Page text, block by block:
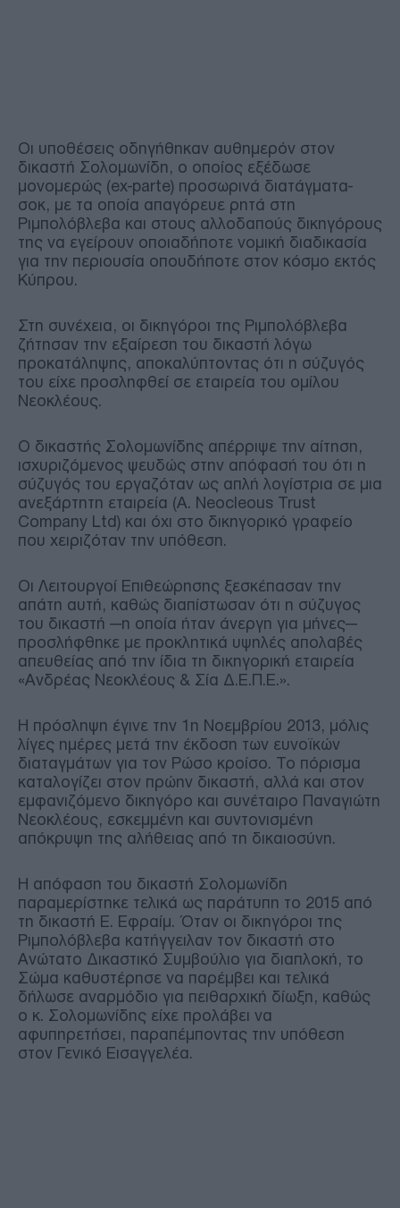
Οι υποθέσεις οδηγήθηκαν αυθημερόν στον
δικαστή Σολομωνίδη, ο οποίος εξέδωσε
μονομερώς (ex-parte) προσωρινά διατάγματα-
σοκ, με τα οποία απαγόρευε ρητά στη
Ριμπολόβλεβα και στους αλλοδαπούς δικηγόρους
της να εγείρουν οποιαδήποτε νομική διαδικασία
για την περιουσία οπουδήποτε στον κόσμο εκτός
Κύπρου.
Στη συνέχεια, οι δικηγόροι της Ριμπολόβλεβα
ζήτησαν την εξαίρεση του δικαστή λόγω
προκατάληψης, αποκαλύπτοντας ότι η σύζυγός
του είχε προσληφθεί σε εταιρεία του ομίλου
Νεοκλέους.
Ο δικαστής Σολομωνίδης απέρριψε την αίτηση,
ισχυριζόμενος ψευδώς στην απόφασή του ότι η
σύζυγός του εργαζόταν ως απλή λογίστρια σε μια
ανεξάρτητη εταιρεία (A. Neocleous Trust
Company Ltd) και όχι στο δικηγορικό γραφείο
που χειριζόταν την υπόθεση.
Οι Λειτουργοί Επιθεώρησης ξεσκέπασαν την
απάτη αυτή, καθώς διαπίστωσαν ότι η σύζυγος
του δικαστή —η οποία ήταν άνεργη για μήνες—
προσλήφθηκε με προκλητικά υψηλές απολαβές
απευθείας από την ίδια τη δικηγορική εταιρεία
«Ανδρέας Νεοκλέους & Σία Δ.Ε.Π.Ε.».
Η πρόσληψη έγινε την 1η Νοεμβρίου 2013, μόλις
λίγες ημέρες μετά την έκδοση των ευνοϊκών
διαταγμάτων για τον Ρώσο κροίσο. Το πόρισμα
καταλογίζει στον πρώην δικαστή, αλλά και στον
εμφανιζόμενο δικηγόρο και συνέταιρο Παναγιώτη
Νεοκλέους, εσκεμμένη και συντονισμένη
απόκρυψη της αλήθειας από τη δικαιοσύνη.
Η απόφαση του δικαστή Σολομωνίδη
παραμερίστηκε τελικά ως παράτυπη το 2015 από
τη δικαστή Ε. Εφραίμ. Όταν οι δικηγόροι της
Ριμπολόβλεβα κατήγγειλαν τον δικαστή στο
Ανώτατο Δικαστικό Συμβούλιο για διαπλοκή, το
Σώμα καθυστέρησε να παρέμβει και τελικά
δήλωσε αναρμόδιο για πειθαρχική δίωξη, καθώς
ο κ. Σολομωνίδης είχε προλάβει να
αφυπηρετήσει, παραπέμποντας την υπόθεση
στον Γενικό Εισαγγελέα.